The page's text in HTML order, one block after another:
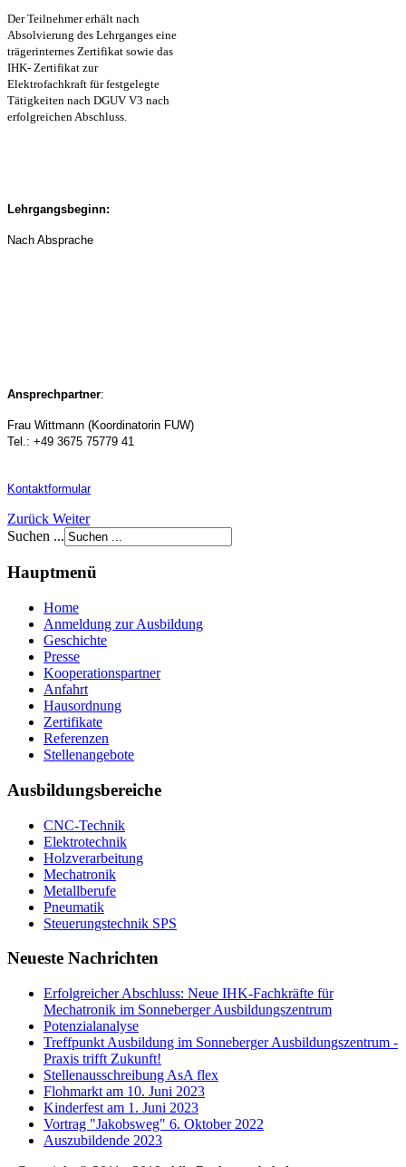
Der Teilnehmer erhält nach
Absolvierung des Lehrganges eine
trägerinternes Zertifikat sowie das
IHK- Zertifikat zur
Elektrofachkraft für festgelegte
Tätigkeiten nach DGUV V3 nach
erfolgreichen Abschluss.
Lehrgangsbeginn:
Nach Absprache
Ansprechpartner:
Frau Wittmann (Koordinatorin FUW)
Tel.: +49 3675 75779 41
Kontaktformular
Zurück Weiter
Suchen ...
Hauptmenü
Home
Anmeldung zur Ausbildung
Geschichte
Presse
Kooperationspartner
Anfahrt
Hausordnung
Zertifikate
Referenzen
Stellenangebote
Ausbildungsbereiche
CNC-Technik
Elektrotechnik
Holzverarbeitung
Mechatronik
Metallberufe
Pneumatik
Steuerungstechnik SPS
Neueste Nachrichten
Erfolgreicher Abschluss: Neue IHK-Fachkräfte für
Mechatronik im Sonneberger Ausbildungszentrum
Potenzialanalyse
Treffpunkt Ausbildung im Sonneberger Ausbildungszentrum -
Praxis trifft Zukunft!
Stellenausschreibung AsA flex
Flohmarkt am 10. Juni 2023
Kinderfest am 1. Juni 2023
Vortrag "Jakobsweg" 6. Oktober 2022
Auszubildende 2023